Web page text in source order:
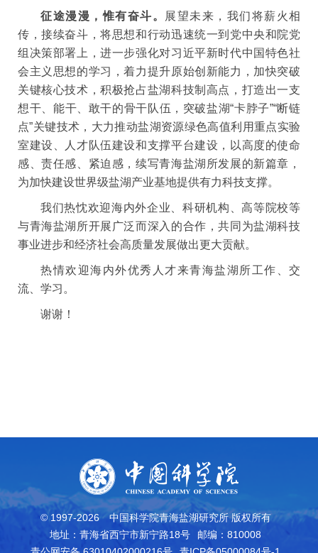
征途漫漫，惟有奋斗。
展望未来，我们将薪火相
传，接续奋斗，将思想和行动迅速统一到党中央和院党
组决策部署上，进一步强化对习近平新时代中国特色社
会主义思想的学习，着力提升原始创新能力，加快突破
关键核心技术，积极抢占盐湖科技制高点，打造出一支
想干、能干、敢干的骨干队伍，突破盐湖“卡脖子”“断链
点”关键技术，大力推动盐湖资源绿色高值利用重点实验
室建设、人才队伍建设和支撑平台建设，以高度的使命
感、责任感、紧迫感，续写青海盐湖所发展的新篇章，
为加快建设世界级盐湖产业基地提供有力科技支撑。
我们热忱欢迎海内外企业、科研机构、高等院校等
与青海盐湖所开展广泛而深入的合作，共同为盐湖科技
事业进步和经济社会高质量发展做出更大贡献。
热情欢迎海内外优秀人才来青海盐湖所工作、交
流、学习。
谢谢！
© 1997-2026
中国科学院青海盐湖研究所 版权所有
地址：青海省西宁市新宁路18号
邮编：810008